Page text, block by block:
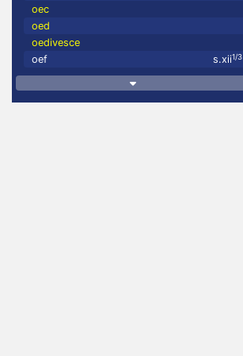
oec
oed
oedivesce
oef
s.xii1/3